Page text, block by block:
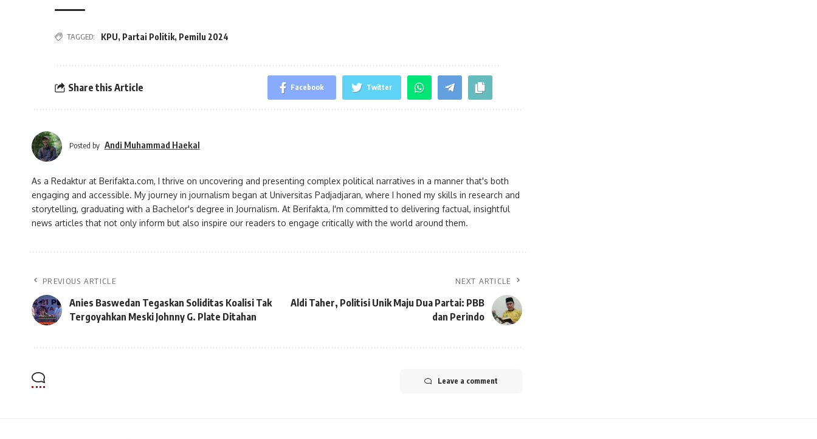
TAGGED: KPU, Partai Politik, Pemilu 2024
Share this Article Facebook Twitter
Posted by Andi Muhammad Haekal
As a Redaktur at Berifakta.com, I thrive on uncovering and presenting complex political narratives in a manner that's both
engaging and accessible. My journey in journalism began at Universitas Padjadjaran, where I honed my skills in research and
storytelling, graduating with a Bachelor's degree in Journalism. At Berifakta, I'm committed to delivering factual, insightful
news articles that not only inform but also inspire our readers to engage critically with the world around them.
PREVIOUS ARTICLE
Anies Baswedan Tegaskan Soliditas Koalisi Tak
Tergoyahkan Meski Johnny G. Plate Ditahan
NEXT ARTICLE
Aldi Taher, Politisi Unik Maju Dua Partai: PBB
dan Perindo
Leave a comment